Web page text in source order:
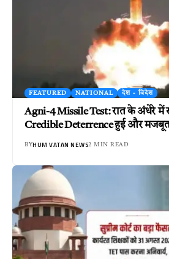
FEATURED NATIONAL देश - विदेश
Agni-4 Missile Test: रात के अंधेरे में
Credible Deterrence हुई और
BYHUM VATAN NEWS2 MIN READ